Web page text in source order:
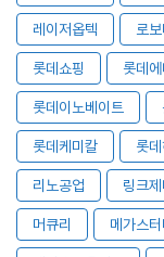
레이저옵텍 로
롯데쇼핑 롯데
롯데이노베이트
롯데케미칼 롯
리노공업 링크
머큐리 메가스